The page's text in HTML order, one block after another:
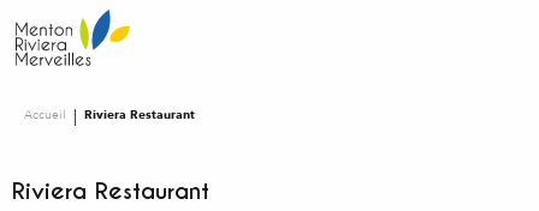
au
contenu
Accueil Riviera Restaurant
Riviera Restaurant